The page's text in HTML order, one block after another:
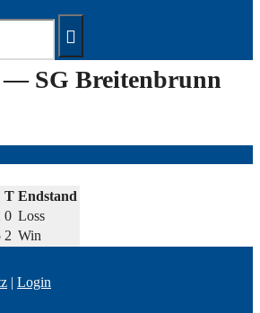
— SG Breitenbrunn
T Endstand
0 Loss
2 Win
| Login